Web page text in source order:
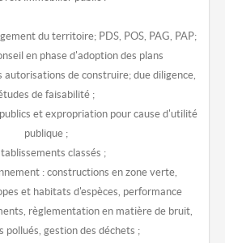
du territoire; PDS, POS, PAG, PAP;
en phase d'adoption des plans
de construire; due diligence,
de faisabilité ;
et expropriation pour cause d'utilité
publique ;
classés ;
: constructions en zone verte,
et habitats d'espèces, performance
règlementation en matière de bruit,
pollués, gestion des déchets ;